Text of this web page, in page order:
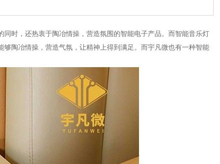
时，还热衷于陶冶情操，营造氛围的智能电子产品。而智能音乐灯
陶冶情操，营造气氛，让精神上得到满足。而宇凡微也有一种智能